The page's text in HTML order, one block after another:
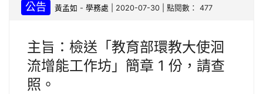
公告 黃孟如 -學務處 | 2020-07-30 | 點閱數： 477
主旨：檢送「教育部環教大使洄
流增能工作坊」簡章 1 份，請查
照。